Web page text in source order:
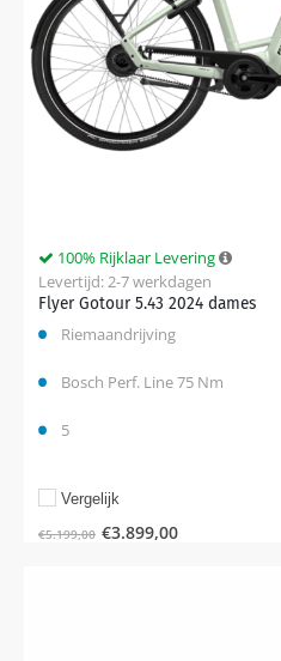
Flyer Gotour 5.43 2024 dames
100% Rijklaar Levering
Levertijd: 2-7 werkdagen
Riemaandrijving
Bosch Perf. Line 75 Nm
5
€5.199,00 €3.899,00
Vergelijk